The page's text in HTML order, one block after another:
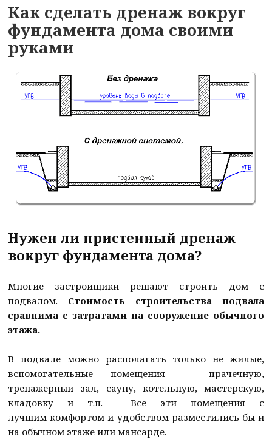
Как сделать дренаж вокруг
фундамента дома своими
руками
Нужен ли пристенный дренаж
вокруг фундамента дома?
Многие застройщики решают строить дом с
подвалом. Стоимость строительства подвала
сравнима с затратами на сооружение обычного
этажа.
В подвале можно располагать только не жилые,
вспомогательные помещения — прачечную,
тренажерный зал, сауну, котельную, мастерскую,
кладовку и т.п. Все эти помещения с
лучшим комфортом и удобством разместились бы и
на обычном этаже или мансарде.